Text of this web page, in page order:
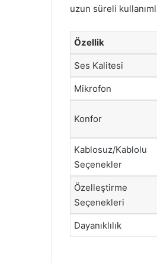
uzun süreli
Özellik
Ses Kalitesi
Mikrofon
Konfor
Kablosuz/Kablolu
Seçenekler
Özelleştirme
Seçenekleri
Dayanıklılık